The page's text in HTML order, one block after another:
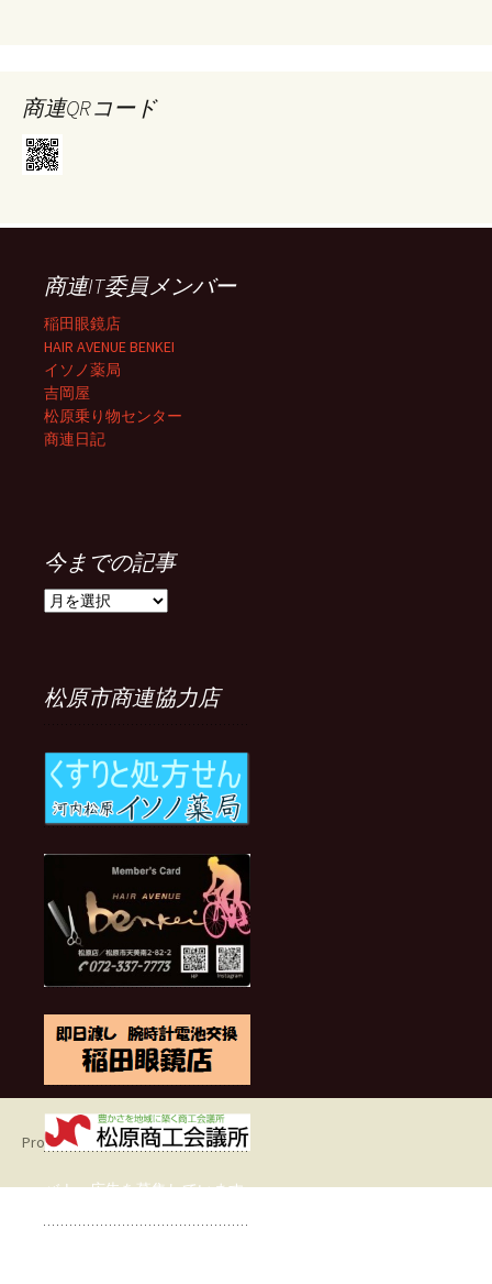
商連QRコード
商連IT委員メンバー
稲田眼鏡店
HAIR AVENUE BENKEI
イソノ薬局
吉岡屋
松原乗り物センター
商連日記
今までの記事
今
記
事
松原市商連協力店
バナー広告を募集しています
Proudly powered by WordPress